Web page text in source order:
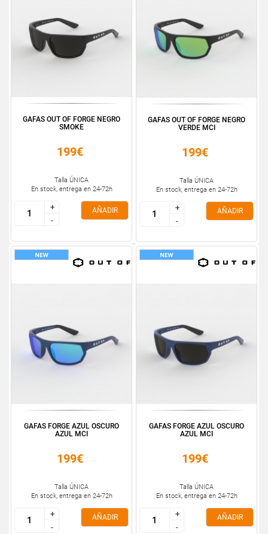
GAFAS OUT OF FORGE NEGRO
SMOKE
199€
Talla ÚNICA
En stock, entrega en 24-72h
+
-
+
-
AÑADIR
GAFAS OUT OF FORGE NEGRO
VERDE MCI
199€
Talla ÚNICA
En stock, entrega en 24-72h
+
-
+
-
AÑADIR
GAFAS FORGE AZUL OSCURO
AZUL MCI
199€
Talla ÚNICA
En stock, entrega en 24-72h
+
-
+
-
AÑADIR
GAFAS FORGE AZUL OSCURO
AZUL MCI
199€
Talla ÚNICA
En stock, entrega en 24-72h
+
-
+
-
AÑADIR